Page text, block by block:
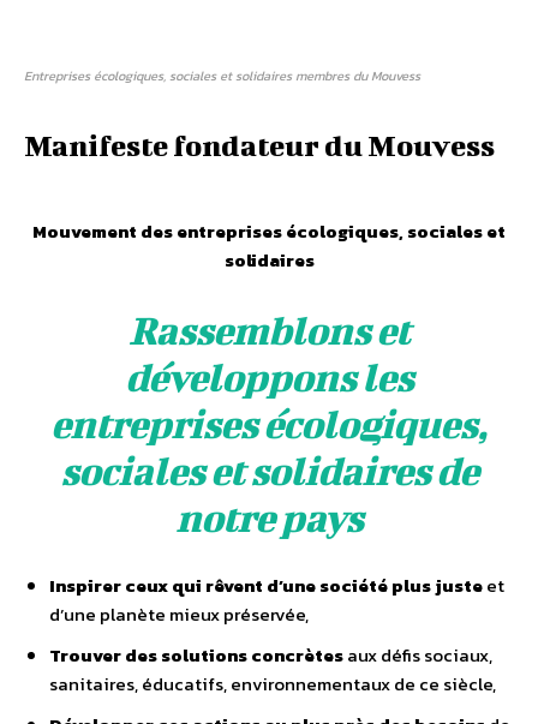
Entreprises écologiques, sociales et solidaires membres du Mouvess
Manifeste fondateur du Mouvess
Mouvement des entreprises écologiques, sociales et
solidaires
Rassemblons et
développons les
entreprises écologiques,
sociales et solidaires de
notre pays
Inspirer ceux qui rêvent d’une société plus justeet
d’une planète mieux préservée,
Trouver des solutions concrètesaux défis sociaux,
sanitaires, éducatifs, environnementaux de ce siècle,